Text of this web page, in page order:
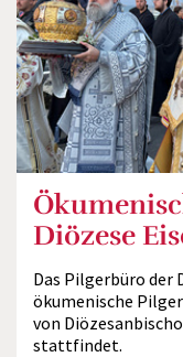
Diözese
Das Pilgerbüro der
ökumenische
von
stattfindet.